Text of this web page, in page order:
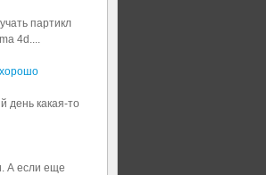
партикл
4d....
хорошо
день какая-то
А если еще